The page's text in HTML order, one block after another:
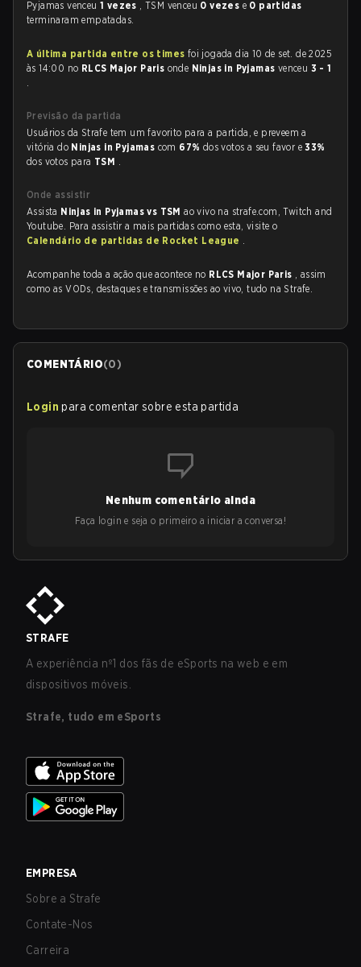
Pyjamas venceu1 vezes , TSM venceu 0 vezes e 0 partidas
terminaram empatadas.
A última partida entre os times foi jogada dia 10 de set. de 2025
às 14:00 no RLCS Major Paris onde Ninjas in Pyjamas venceu 3 - 1
.
Previsão da partida
Usuários da Strafe tem um favorito para a partida, e preveem a
vitória do Ninjas in Pyjamas com 67% dos votos a seu favor e33%
dos votos para TSM .
Onde assistir
Assista Ninjas in Pyjamas vs TSMao vivo na strafe.com, Twitch and
Youtube. Para assistir a mais partidas como esta, visite o
Calendário de partidas de Rocket League .
Acompanhe toda a ação que acontece no RLCS Major Paris , assim
como as VODs, destaques e transmissões ao vivo, tudo na Strafe.
COMENTÁRIO(0)
Login para comentar sobre esta partida
Nenhum comentário ainda
Faça login e seja o primeiro a iniciar a conversa!
STRAFE
A experiência nº1 dos fãs de eSports na web e em
dispositivos móveis.
Strafe, tudo em eSports
EMPRESA
Sobre a Strafe
Contate-Nos
Carreira